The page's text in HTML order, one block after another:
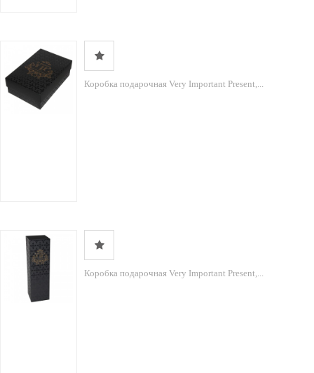
Коробка подарочная Very Important Present,...
Коробка подарочная Very Important Present,...